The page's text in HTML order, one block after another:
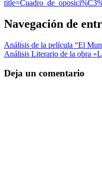
Navegación de
Análisis de la película “El
Análisis Literario de la obra
Deja un comentario